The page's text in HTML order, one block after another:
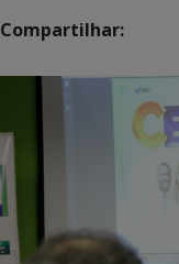
Compartilhar: